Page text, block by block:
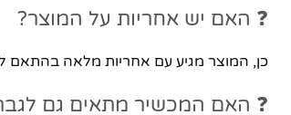
❓ האם יש אחריות על המוצר?
כן, המוצר מגיע עם אחריות מלאה בהתאם
❓ האם המכשיר מתאים גם